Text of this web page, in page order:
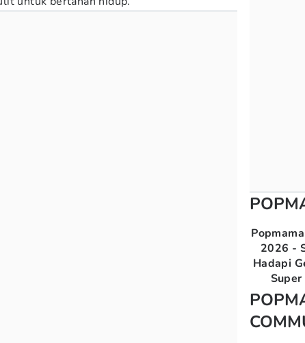
2026 -
Hadapi